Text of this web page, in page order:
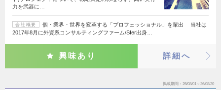
力を武器に…
会社概要
個・業界・世界を変革する「プロフェッショナル」を輩出 当社は
2017年8月に外資系コンサルティングファーム/SIer出身…
興味あり 詳細へ
掲載期間 26/08/01～26/08/20